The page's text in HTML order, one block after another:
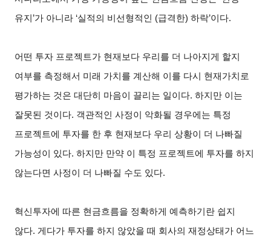
유지’가 아니라 ‘실적의 비선형적인 (급격한) 하락’이다.
어떤 투자 프로젝트가 현재보다 우리를 더 나아지게 할지
여부를 측정해서 미래 가치를 계산해 이를 다시 현재가치로
평가하는 것은 대단히 마음이 끌리는 일이다. 하지만 이는
잘못된 것이다. 객관적인 사정이 악화될 경우에는 특정
프로젝트에 투자를 한 후 현재보다 우리 상황이 더 나빠질
가능성이 있다. 하지만 만약 이 특정 프로젝트에 투자를 하지
않는다면 사정이 더 나빠질 수도 있다.
혁신투자에 따른 현금흐름을 정확하게 예측하기란 쉽지
않다. 게다가 투자를 하지 않았을 때 회사의 재정상태가 어느